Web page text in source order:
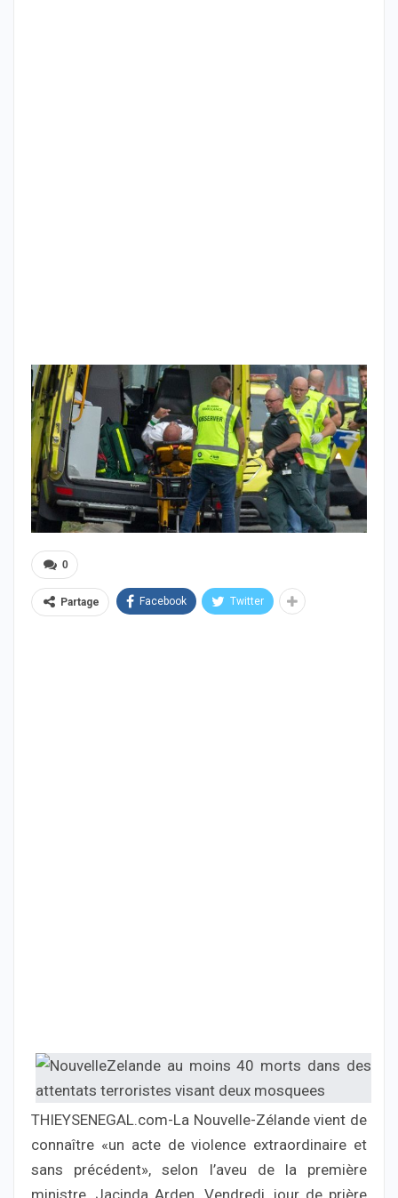
0
Partage Facebook Twitter
THIEYSENEGAL.com-La Nouvelle-Zélande vient de
connaître «un acte de violence extraordinaire et
sans précédent», selon l’aveu de la première